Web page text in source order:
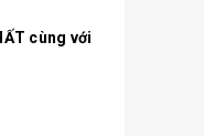
cùng với